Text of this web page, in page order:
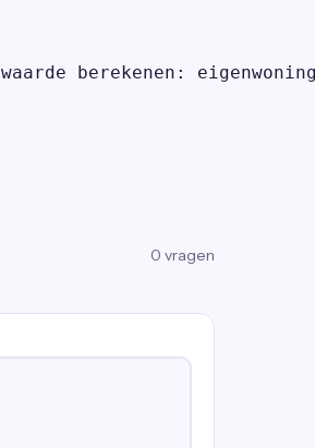
berekenen:
0 vragen